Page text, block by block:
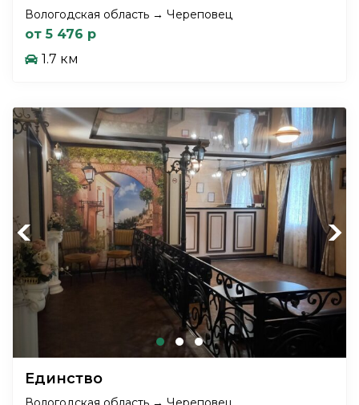
Вологодская область → Череповец
от 5 476 р
1.7 км
Previous Next
Единство